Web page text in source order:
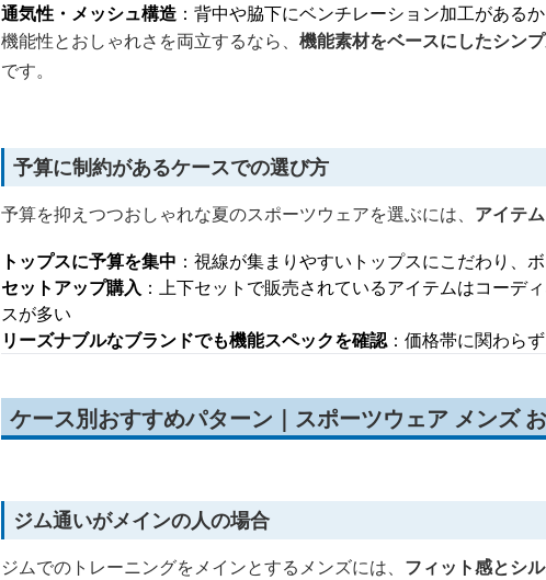
通気性・メッシュ構造 ：背中や脇下にベンチレーション加工がある
機能性とおしゃれさを両立するなら、 機能素材をベースにしたシン
です。
予算に制約があるケースでの選び方
予算を抑えつつおしゃれな夏のスポーツウェアを選ぶには、 アイテ
トップスに予算を集中 ：視線が集まりやすいトップスにこだわり、
セットアップ購入 ：上下セットで販売されているアイテムはコーデ
スが多い
リーズナブルなブランドでも機能スペックを確認：価格帯に関わら
ケース別おすすめパターン｜スポーツウェア メンズ
ジム通いがメインの人の場合
ジムでのトレーニングをメインとするメンズには、 フィット感とシ